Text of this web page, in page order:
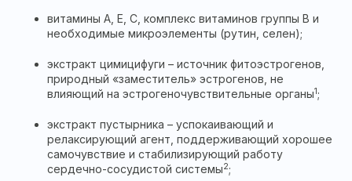
витамины А, Е, С, комплекс витаминов группы В и
необходимые микроэлементы (рутин, селен);
экстракт цимицифуги – источник фитоэстрогенов,
природный «заместитель» эстрогенов, не
влияющий на эстрогеночувствительные органы1;
экстракт пустырника – успокаивающий и
релаксирующий агент, поддерживающий хорошее
самочувствие и стабилизирующий работу
сердечно-сосудистой системы2;